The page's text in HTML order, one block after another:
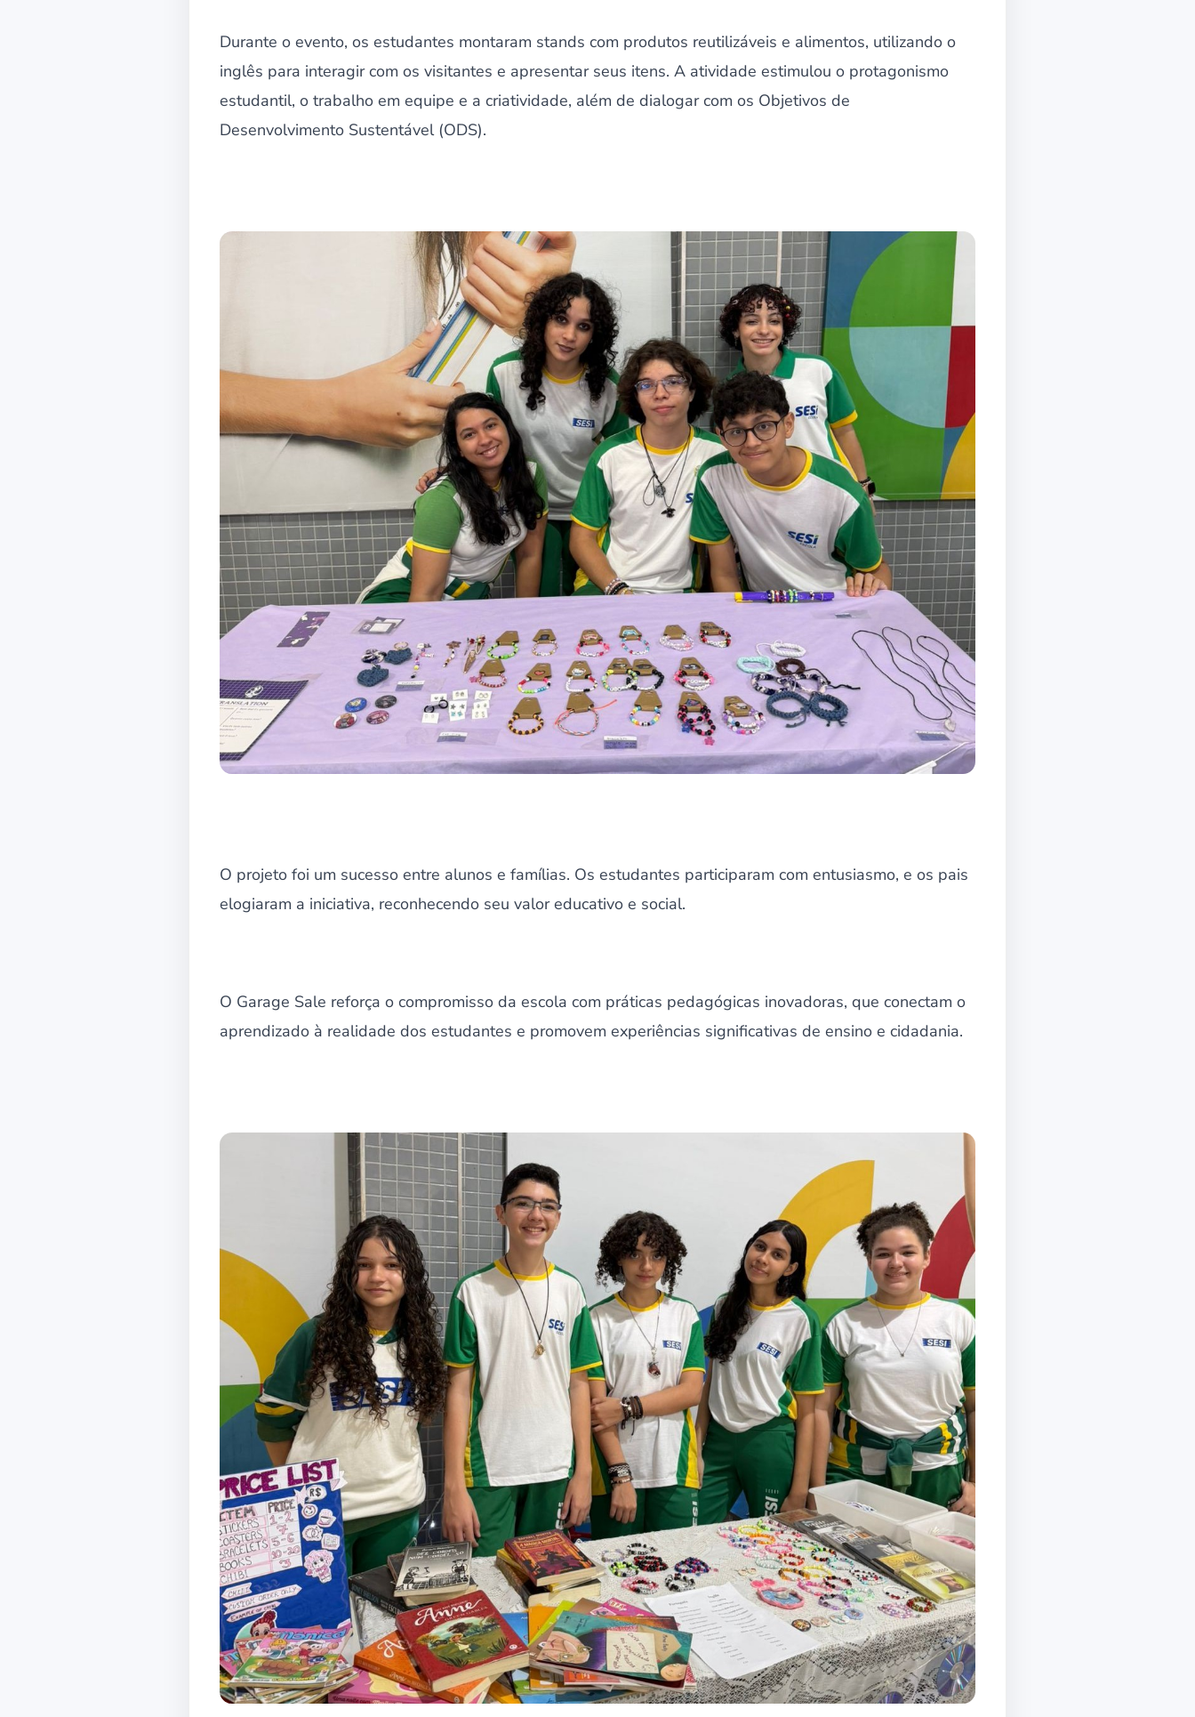
Durante o evento, os estudantes montaram stands com produtos reutilizáveis e alimentos, utilizando o
inglês para interagir com os visitantes e apresentar seus itens. A atividade estimulou o protagonismo
estudantil, o trabalho em equipe e a criatividade, além de dialogar com os Objetivos de
Desenvolvimento Sustentável (ODS).
O projeto foi um sucesso entre alunos e famílias. Os estudantes participaram com entusiasmo, e os pais
elogiaram a iniciativa, reconhecendo seu valor educativo e social.
O Garage Sale reforça o compromisso da escola com práticas pedagógicas inovadoras, que conectam o
aprendizado à realidade dos estudantes e promovem experiências significativas de ensino e cidadania.